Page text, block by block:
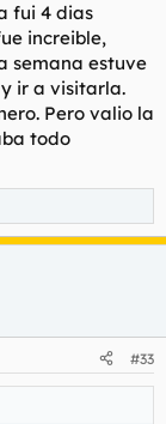
fui 4 dias
increible,
semana estuve
ir a visitarla.
Pero valio la
todo
#33